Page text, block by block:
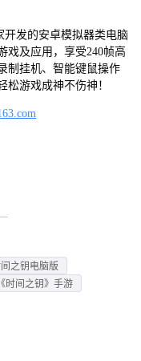
发的安卓模拟器类电脑
戏及应用，享受240帧高
制挂机、智能键鼠操作
游戏成神不伤神！
之钥电脑版
《时间之钥》手游